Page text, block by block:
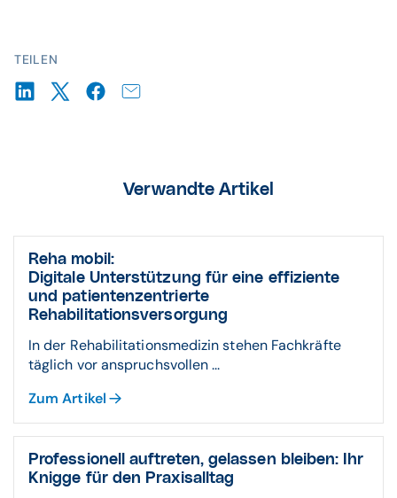
TEILEN
Verwandte Artikel
Reha mobil:
Digitale Unterstützung für eine effiziente
und patientenzentrierte
Rehabilitationsversorgung
In der Rehabilitationsmedizin stehen Fachkräfte
täglich vor anspruchsvollen ...
Zum Artikel
Professionell auftreten, gelassen bleiben: Ihr
Knigge für den Praxisalltag